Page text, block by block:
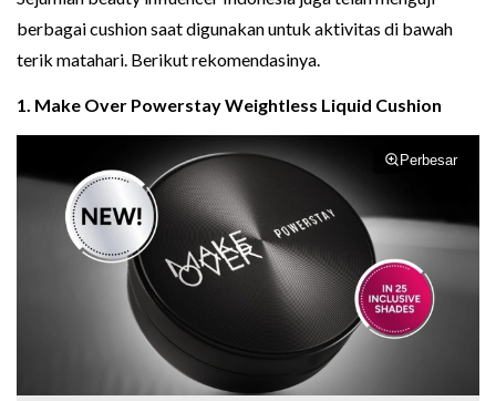
berbagai cushion saat digunakan untuk aktivitas di bawah
terik matahari. Berikut rekomendasinya.
1. Make Over Powerstay Weightless Liquid Cushion
Perbesar